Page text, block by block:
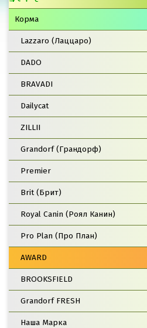
Корма
Lazzaro (Лаццаро)
DADO
BRAVADI
Dailycat
ZILLII
Grandorf (Грандорф)
Premier
Brit (Брит)
Royal Canin (Роял Канин)
Pro Plan (Про План)
AWARD
BROOKSFIELD
Grandorf FRESH
Наша Марка